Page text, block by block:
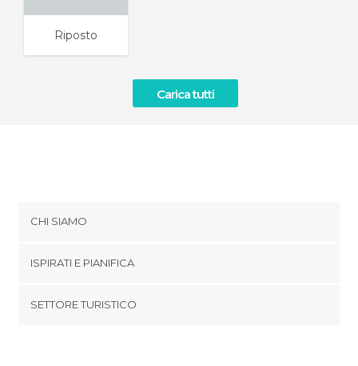
Riposto
Carica tutti
CHI SIAMO
Termini e Condizioni
ISPIRATI E PIANIFICA
SETTORE TURISTICO